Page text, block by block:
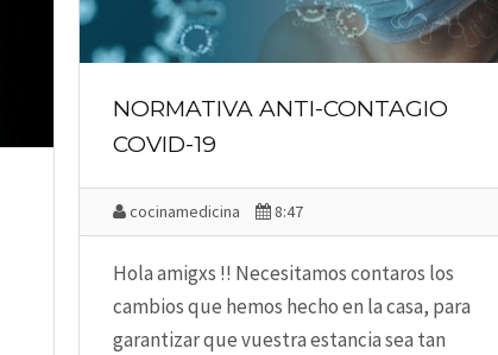
NORMATIVA ANTI-CONTAGIO
COVID-19
cocinamedicina 8:47
Hola amigxs !! Necesitamos contaros los
cambios que hemos hecho en la casa, para
garantizar que vuestra estancia sea tan